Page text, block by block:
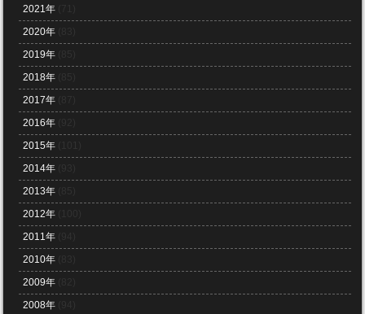
2021年
2020年
2019年
2018年
2017年
2016年
2015年
2014年
2013年
2012年
2011年
2010年
2009年
2008年